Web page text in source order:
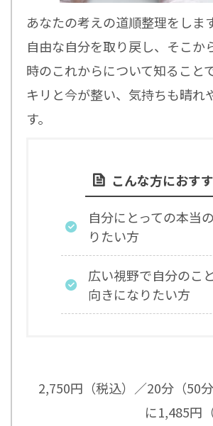
あなたの考えの道順整理をしま
自由な自分を取り戻し、そこか
時のこれからについて知ること
キリと今が整い、気持ちも晴れ
す。
こんな方におす
自分にとっての本当
りたい方
広い視野で自分のこ
向きになりたい方
2,750円（税込）／20分（50
に1,485円